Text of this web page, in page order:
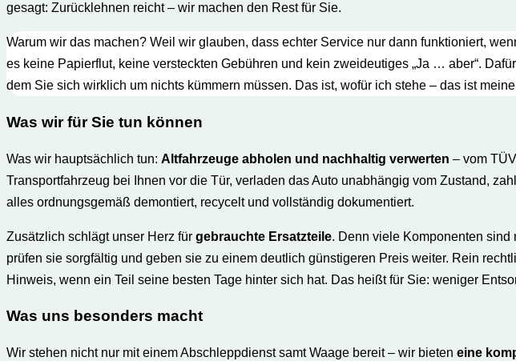
gesagt: Zurücklehnen reicht – wir machen den Rest für Sie.
Warum wir das machen? Weil wir glauben, dass echter Service nur dann funktioniert,
es keine Papierflut, keine versteckten Gebühren und kein zweideutiges „Ja … aber“.
dem Sie sich wirklich um nichts kümmern müssen. Das ist, wofür ich stehe – das ist
Was wir für Sie tun können
Was wir hauptsächlich tun: Altfahrzeuge abholen und nachhaltig verwerten – vom
Transportfahrzeug bei Ihnen vor die Tür, verladen das Auto unabhängig vom Zustand,
alles ordnungsgemäß demontiert, recycelt und vollständig dokumentiert.
Zusätzlich schlägt unser Herz für gebrauchte Ersatzteile. Denn viele Komponenten sind
prüfen sie sorgfältig und geben sie zu einem deutlich günstigeren Preis weiter. Rein
Hinweis, wenn ein Teil seine besten Tage hinter sich hat. Das heißt für Sie: weniger
Was uns besonders macht
Wir stehen nicht nur mit einem Abschleppdienst samt Waage bereit – wir bieten eine